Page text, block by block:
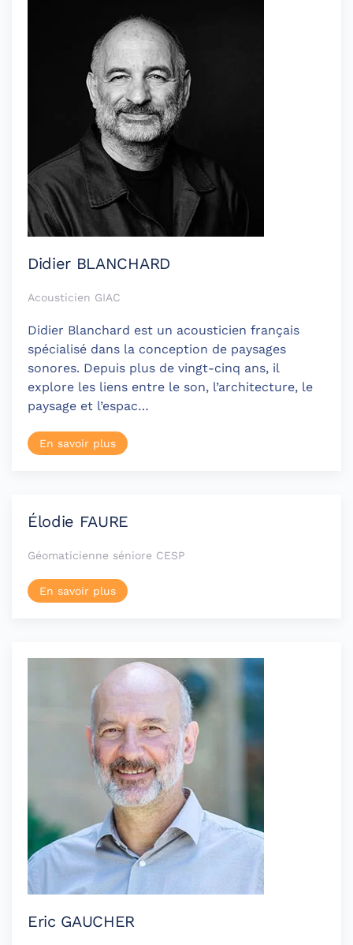
Didier BLANCHARD
Acousticien GIAC
Didier Blanchard est un acousticien français
spécialisé dans la conception de paysages
sonores. Depuis plus de vingt-cinq ans, il
explore les liens entre le son, l’architecture, le
paysage et l’espac…
En savoir plus
Élodie FAURE
Géomaticienne séniore CESP
En savoir plus
Eric GAUCHER